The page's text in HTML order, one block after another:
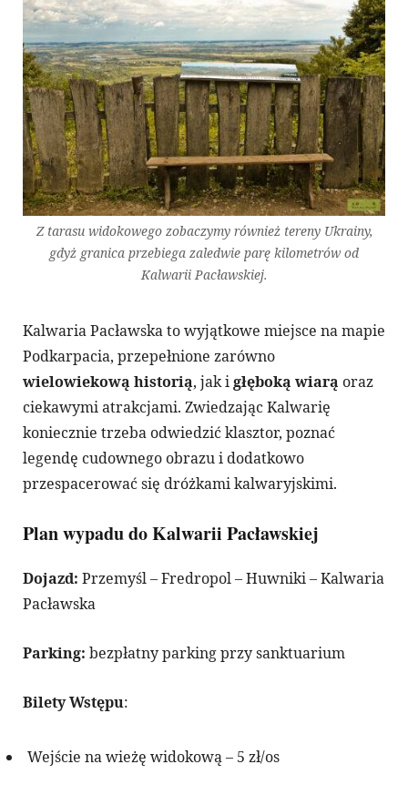
Z tarasu widokowego zobaczymy również tereny Ukrainy,
gdyż granica przebiega zaledwie parę kilometrów od
Kalwarii Pacławskiej.
Kalwaria Pacławska to wyjątkowe miejsce na mapie
Podkarpacia, przepełnione zarówno
wielowiekową historią, jak igłęboką wiarą oraz
ciekawymi atrakcjami. Zwiedzając Kalwarię
koniecznie trzeba odwiedzić klasztor, poznać
legendę cudownego obrazu i dodatkowo
przespacerować się dróżkami kalwaryjskimi.
Plan wypadu do Kalwarii Pacławskiej
Dojazd: Przemyśl – Fredropol – Huwniki – Kalwaria
Pacławska
Parking: bezpłatny parking przy sanktuarium
Bilety Wstępu:
Wejście na wieżę widokową – 5 zł/os